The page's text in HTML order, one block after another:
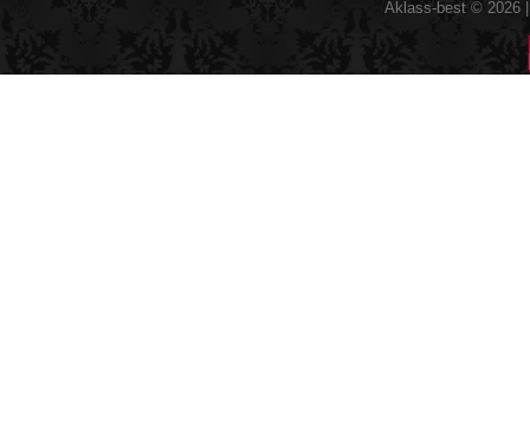
Aklass-best © 2026